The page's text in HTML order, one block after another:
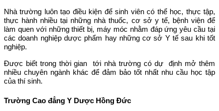
Nhà trường luôn tạo điều kiện để sinh viên có thể học, thực tập,
thực hành nhiều tại những nhà thuốc, cơ sở y tế, bệnh viện để
làm quen với những thiết bị, máy móc nhằm đáp ứng yêu cầu tại
các doanh nghiệp dược phẩm hay những cơ sở Y tế sau khi tốt
nghiệp.
Được biết trong thời gian tới nhà trường có dự định mở thêm
nhiều chuyên ngành khác để đảm bảo tốt nhất nhu cầu học tập
của thí sinh.
Trường Cao đẳng Y Dược Hồng Đức